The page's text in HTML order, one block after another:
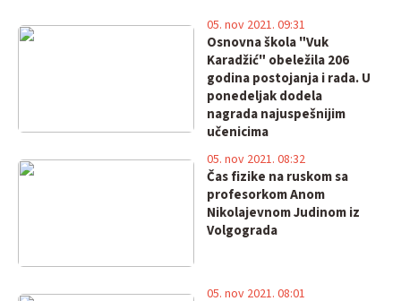
Osnovna škola "Vuk
Karadžić" obeležila 206
godina postojanja i rada. U
ponedeljak dodela
nagrada najuspešnijim
učenicima
05. nov 2021. 09:31
Čas fizike na ruskom sa
profesorkom Anom
Nikolajevnom Judinom iz
Volgograda
05. nov 2021. 08:32
05. nov 2021. 08:01